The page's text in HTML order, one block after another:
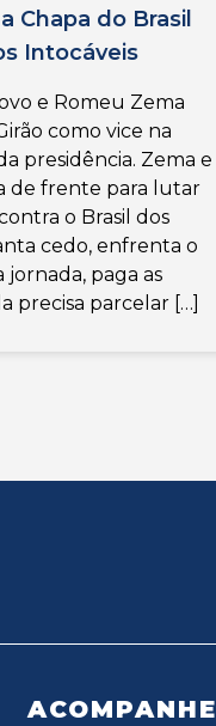
Chapa do Brasil
Intocáveis
e Romeu Zema
como vice na
presidência. Zema e
de frente para lutar
o Brasil dos
cedo, enfrenta o
paga as
precisa parcelar […]
ACOMPANHE